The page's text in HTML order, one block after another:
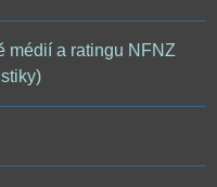
médií a ratingu NFNZ